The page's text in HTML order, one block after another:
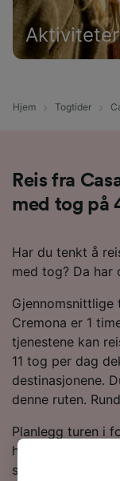
Aktiviteter
Hjem Togtider
Reis fra
med tog på
Har du tenkt å
med tog? Da
Cremona er 1
tjenestene kan
11 tog per dag
destinasjonene.
denne ruten.
Planlegg turen i
hvis du vil sikre
søk i